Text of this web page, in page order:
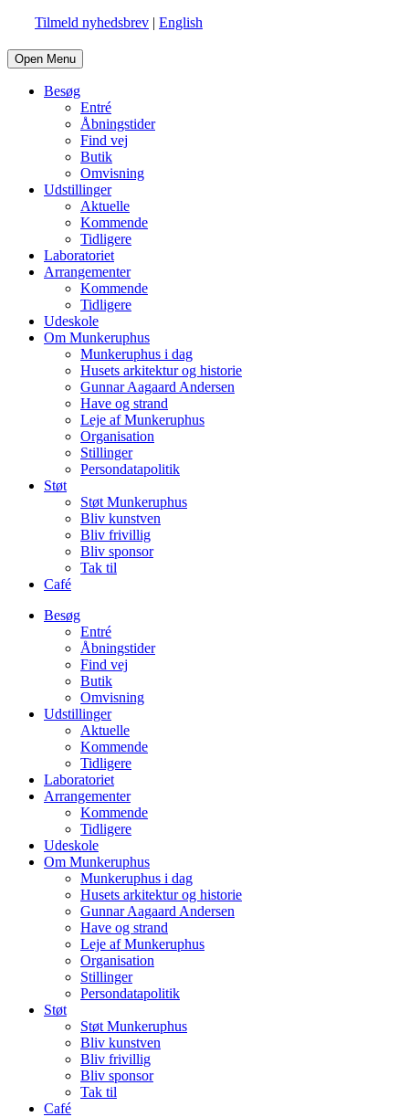
Tilmeld nyhedsbrev | English
Open Menu
Besøg
Entré
Åbningstider
Find vej
Butik
Omvisning
Udstillinger
Aktuelle
Kommende
Tidligere
Laboratoriet
Arrangementer
Kommende
Tidligere
Udeskole
Om Munkeruphus
Munkeruphus i dag
Husets arkitektur og historie
Gunnar Aagaard Andersen
Have og strand
Leje af Munkeruphus
Organisation
Stillinger
Persondatapolitik
Støt
Støt Munkeruphus
Bliv kunstven
Bliv frivillig
Bliv sponsor
Tak til
Café
Besøg
Entré
Åbningstider
Find vej
Butik
Omvisning
Udstillinger
Aktuelle
Kommende
Tidligere
Laboratoriet
Arrangementer
Kommende
Tidligere
Udeskole
Om Munkeruphus
Munkeruphus i dag
Husets arkitektur og historie
Gunnar Aagaard Andersen
Have og strand
Leje af Munkeruphus
Organisation
Stillinger
Persondatapolitik
Støt
Støt Munkeruphus
Bliv kunstven
Bliv frivillig
Bliv sponsor
Tak til
Café